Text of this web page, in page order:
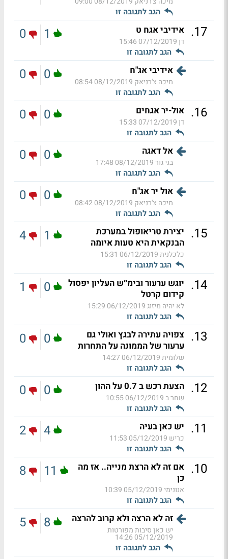
הגב לתגובה זו
17
. אידיבי אגח ט
דן07/12/2019 15:46
הגב לתגובה זו
1
0
אידיבי אג"ח
מיכה צ'רניאק 08/12/2019 08:54
הגב לתגובה זו
0
0
16
. אול-יר אגחים
דן07/12/2019 15:33
הגב לתגובה זו
0
0
אל דאגה
בני גור08/12/2019 17:48
הגב לתגובה זו
0
0
אול יר אג"ח
מיכה צ'רניאק 08/12/2019 08:42
הגב לתגובה זו
0
0
15
. יצירת טריאופול במערכת
הבנקאית היא טעות איומה
כלכלנית06/12/2019 15:31
הגב לתגובה זו
1
4
14
. יוגש ערעור ובימ״ש העליון יפסול
קידום קרטל
לא יהיה מיזוג06/12/2019 15:29
הגב לתגובה זו
0
1
13
. צפויה עתירה לבגץ ואולי גם
ערעור של הממונה על התחרות
שלומית06/12/2019 14:27
הגב לתגובה זו
0
0
12
. הצעת רכש ב 0.7 על ההון
שחר ב06/12/2019 10:55
הגב לתגובה זו
0
0
11
. יש כאן בעיה
כריש 05/12/2019 11:53
הגב לתגובה זו
4
2
10
. אם זה לא הרצת מנייה.. אז מה
כן
אנונימי05/12/2019 10:39
הגב לתגובה זו
11
8
זה לא הרצה ולא קרוב להרצה
יש כאן סיבות מפורטות
05/12/2019 14:26
הגב לתגובה זו
8
5